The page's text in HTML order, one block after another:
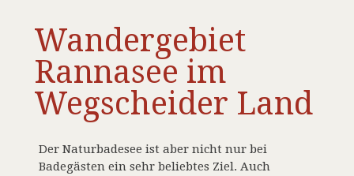
Wandergebiet
Rannasee im
Wegscheider Land
Der Naturbadesee ist aber nicht nur bei
Badegästen ein sehr beliebtes Ziel. Auch